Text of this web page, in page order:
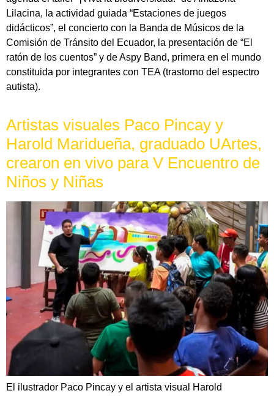
Lilacina, la actividad guiada “Estaciones de juegos
didácticos”, el concierto con la Banda de Músicos de la
Comisión de Tránsito del Ecuador, la presentación de “El
ratón de los cuentos” y de Aspy Band, primera en el mundo
constituida por integrantes con TEA (trastorno del espectro
autista).
Artistas visuales Paco Pincay y
Harold Maridueña, graduado UArtes,
crearon en vivo para V Encuentro de
Niños y Niñas
El ilustrador Paco Pincay y el artista visual Harold